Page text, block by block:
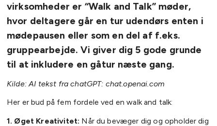
virksomheder er “Walk and Talk” møder,
hvor deltagere går en tur udendørs enten i
mødepausen eller som en del af f.eks.
gruppearbejde. Vi giver dig 5 gode grunde
til at inkludere en gåtur næste gang.
Kilde: AI tekst fra chatGPT: chat.openai.com
Her er bud på fem fordele ved en walk and talk:
1. Øget Kreativitet: Når du bevæger dig og opholder dig